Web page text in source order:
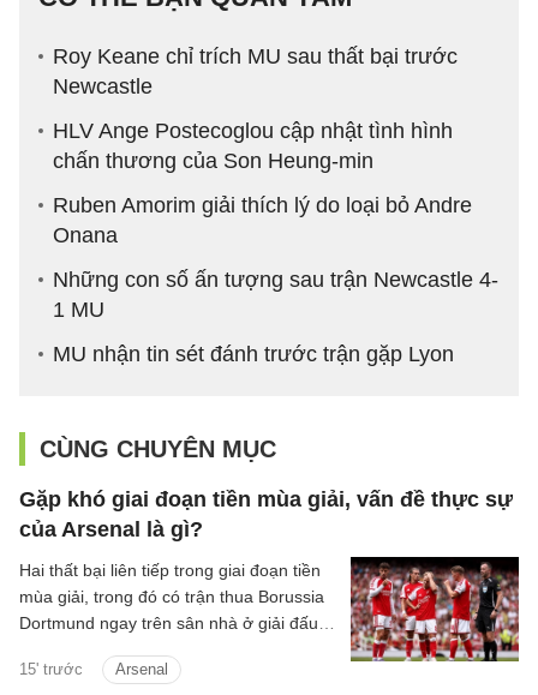
Roy Keane chỉ trích MU sau thất bại trước
Newcastle
HLV Ange Postecoglou cập nhật tình hình
chấn thương của Son Heung-min
Ruben Amorim giải thích lý do loại bỏ Andre
Onana
Những con số ấn tượng sau trận Newcastle 4-
1 MU
MU nhận tin sét đánh trước trận gặp Lyon
CÙNG CHUYÊN MỤC
Gặp khó giai đoạn tiền mùa giải, vấn đề thực sự
của Arsenal là gì?
15' trước Arsenal
Hai thất bại liên tiếp trong giai đoạn tiền
mùa giải, trong đó có trận thua Borussia
Dortmund ngay trên sân nhà ở giải đấu
ràng không phải màn chạy đà mà người